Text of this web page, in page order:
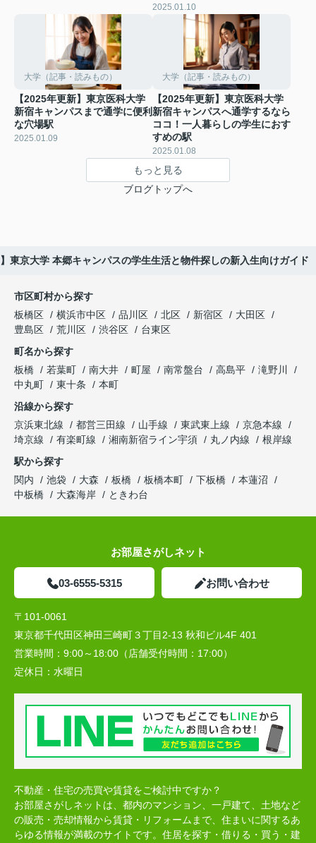
2025.01.10
大学（記事・読みもの）
【2025年更新】東京医科大学
新宿キャンパスまで通学に便利
な穴場駅
2025.01.09
大学（記事・読みもの）
【2025年更新】東京医科大学
新宿キャンパスへ通学するなら
ココ！一人暮らしの学生におす
すめの駅
2025.01.08
もっと見る
ブログトップへ
東京大学 本郷キャンパスの学生生活と物件探しの新入生向けガイド
市区町村から探す
板橋区
横浜市中区 品川区 北区 新宿区
大田区
豊島区
荒川区 渋谷区
台東区
町名から探す
板橋
若葉町 南大井 町屋 南常盤台 高島平
滝野川
中丸町
東十条
本町
沿線から探す
京浜東北線
都営三田線 山手線 東武東上線
京急本線
埼京線
有楽町線 湘南新宿ライン宇須 丸ノ内線
根岸線
駅から探す
関内
池袋 大森 板橋 板橋本町 下板橋
本蓮沼
中板橋
大森海岸 ときわ台
お部屋さがしネット
03-6555-5315 お問い合わせ
〒101-0061
東京都千代田区神田三崎町３丁目2-13 秋和ビル4F 401
営業時間： 9:00～18:00（店舗受付時間：17:00）
定休日： 水曜日
不動産・住宅の売買や賃貸をご検討中ですか？
お部屋さがしネットは、都内のマンション、一戸建て、土地など
の販売・売却情報から賃貸・リフォームまで、住まいに関するあ
らゆる情報が満載のサイトです。住居を探す・借りる・買う・建